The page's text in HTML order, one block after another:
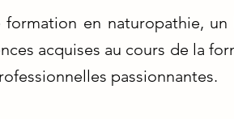
en naturopathie,
acquises au cours de la
passionnantes.